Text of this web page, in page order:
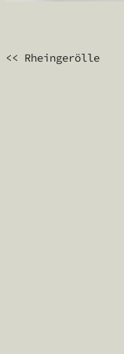
<< Rheingerölle